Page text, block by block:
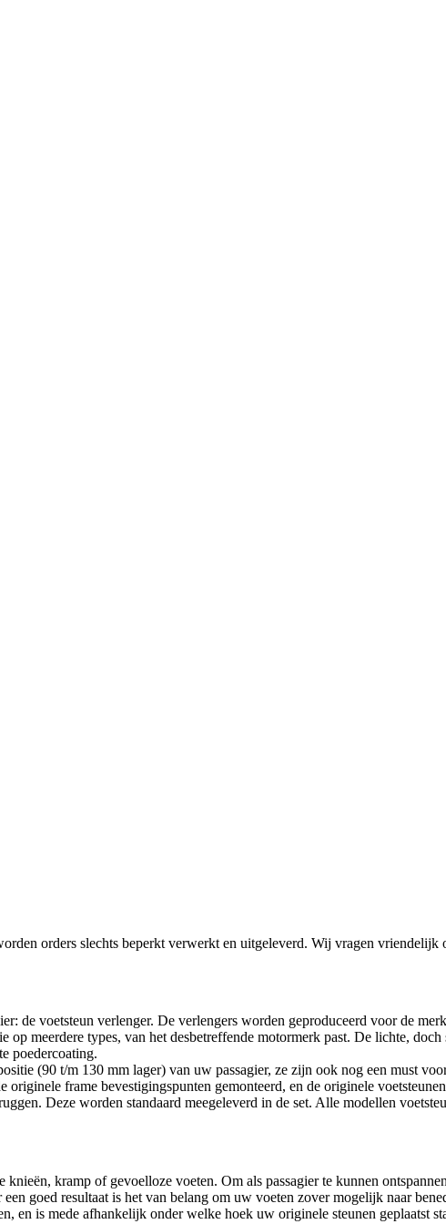
orders slechts beperkt verwerkt en uitgeleverd. Wij vragen
de voetsteun verlenger. De verlengers worden geproduceerd voor de
meerdere types, van het desbetreffende motormerk past. De lichte,
poedercoating.
(90 t/m 130 mm lager) van uw passagier, ze zijn ook nog een must
frame bevestigingspunten gemonteerd, en de originele
Deze worden standaard meegeleverd in de set. Alle modellen
kramp of gevoelloze voeten. Om als passagier te kunnen
goed resultaat is het van belang om uw voeten zover mogelijk naar
en is mede afhankelijk onder welke hoek uw originele steunen geplaatst